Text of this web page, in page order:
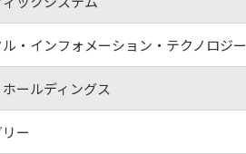
・インフォメーション・テクノロジー
ホールディングス
ー